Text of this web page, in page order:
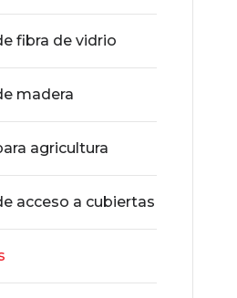
fibra de vidrio
madera
agricultura
acceso a cubiertas